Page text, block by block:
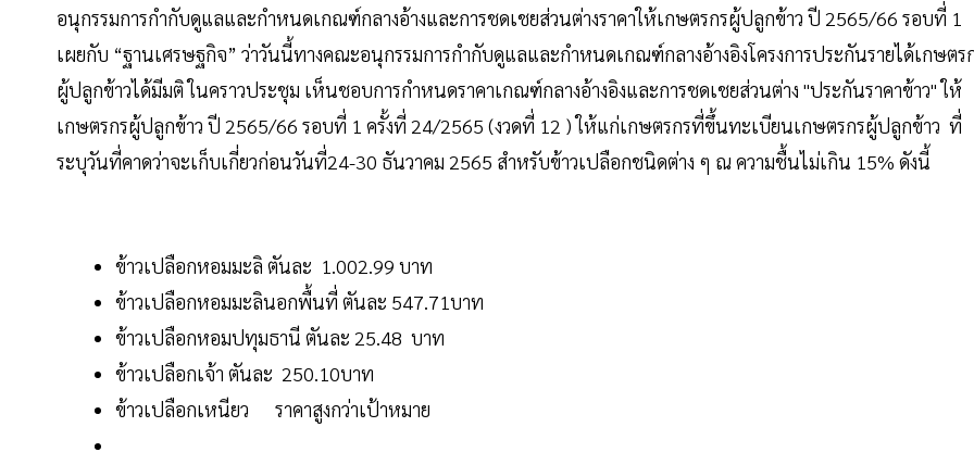
อนุกรรมการกำกับดูแลและกำหนดเกณฑ์กลางอ้างและการชดเชยส่วนต่างราคาให้เกษตรกรผู้ปลูกข้าว ปี 2565/66 รอบที่ 1
เผยกับ “ฐานเศรษฐกิจ” ว่าวันนี้ทางคณะอนุกรรมการกำกับดูแลและกำหนดเกณฑ์กลางอ้างอิงโครงการประกันรายได้เกษตร
ผู้ปลูกข้าวได้มีมติ ในคราวประชุม เห็นชอบการกำหนดราคาเกณฑ์กลางอ้างอิงและการชดเชยส่วนต่าง "ประกันราคาข้าว" ให้
เกษตรกรผู้ปลูกข้าว ปี 2565/66 รอบที่ 1 ครั้งที่ 24/2565 (งวดที่ 12 ) ให้แก่เกษตรกรที่ขึ้นทะเบียนเกษตรกรผู้ปลูกข้าว ที่
ระบุวันที่คาดว่าจะเก็บเกี่ยวก่อนวันที่24-30 ธันวาคม 2565 สำหรับข้าวเปลือกชนิดต่าง ๆ ณ ความชื้นไม่เกิน 15% ดังนี้
ข้าวเปลือกหอมมะลิ ตันละ 1.002.99 บาท
ข้าวเปลือกหอมมะลินอกพื้นที่ ตันละ 547.71บาท
ข้าวเปลือกหอมปทุมธานี ตันละ 25.48 บาท
ข้าวเปลือกเจ้า ตันละ 250.10บาท
ข้าวเปลือกเหนียว ราคาสูงกว่าเป้าหมาย